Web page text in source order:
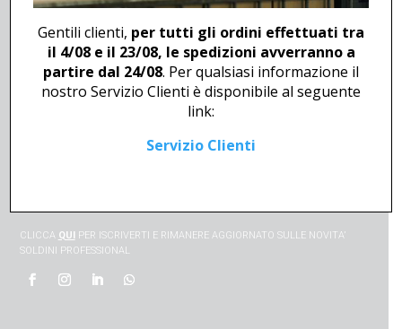
METODI DI SPEDIZIONE
CONTATTI
CLICCA QUI
PER ISCRIVERTI E RIMANERE AGGIORNATO SULLE NOVITA’
SOLDINI PROFESSIONAL
Gentili clienti, per tutti gli ordini effettuati tra
il 4/08 e il 23/08, le spedizioni avverranno a
partire dal 24/08. Per qualsiasi informazione il
nostro Servizio Clienti è disponibile al seguente
link:
Servizio Clienti